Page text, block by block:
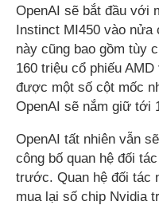
OpenAI sẽ bắt đầu với
Instinct MI450 vào nửa
này cũng bao gồm tùy
160 triệu cổ phiếu
được một số cột mốc
OpenAI sẽ nắm giữ tới
OpenAI tất nhiên vẫn
công bố quan hệ đối
trước. Quan hệ đối tác
mua lại số chip Nvidia